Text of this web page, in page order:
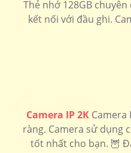
Thẻ nhớ 128GB
kết nối với đầu ghi.
Camera IP 2K Camera
ràng. Camera sử dụng
tốt nhất cho bạn. 🦉